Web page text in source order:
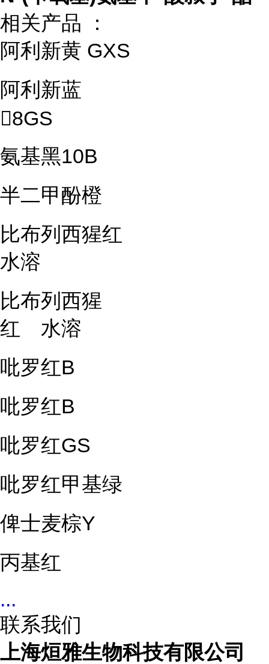
相关产品 ：
阿利新黄 GXS
阿利新蓝
8GS
氨基黑10B
半二甲酚橙
比布列西猩红
水溶
比布列西猩
红 水溶
吡罗红B
吡罗红B
吡罗红GS
吡罗红甲基绿
俾士麦棕Y
丙基红
...
联系我们
上海烜雅生物科技有限公司